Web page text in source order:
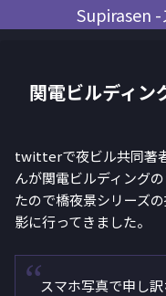
Supirasen
関電ビルディン
twitterで夜ビル共同著
んが関電ビルディング
たので橋夜景シリーズ
影に行ってきました。
スマホ写真で申し